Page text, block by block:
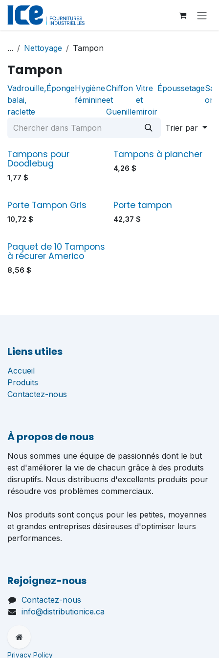
Se rendre au contenu
... Nettoyage Tampon
Tampon
Vadrouille,
balai,
raclette
ÉpongeHygiène
féminine
Chiffon
et
Guenille
Vitre
et
miroir
Époussetage
Trier par
Tampons pour
Doodlebug
1,77 $
Tampons à plancher
4,26 $
Porte Tampon Gris
10,72 $
Porte tampon
42,37 $
Paquet de 10 Tampons
à récurer Americo
8,56 $
Liens utiles
Accueil
Produits
Contactez-nous
À propos de nous
Nous sommes une équipe de passionnés dont le but
est d'améliorer la vie de chacun grâce à des produits
disruptifs. Nous distribuons d'excellents produits pour
résoudre vos problèmes commerciaux.
Nos produits sont conçus pour les petites, moyennes
et grandes entreprises désireuses d'optimiser leurs
performances.
Rejoignez-nous
Contactez-nous
info@distributionice.ca
Privacy Policy